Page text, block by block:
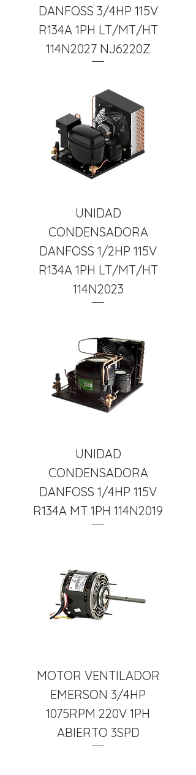
DANFOSS 3/4HP 115V
R134A 1PH LT/MT/HT
114N2027 NJ6220Z
UNIDAD
CONDENSADORA
DANFOSS 1/2HP 115V
R134A 1PH LT/MT/HT
114N2023
UNIDAD
CONDENSADORA
DANFOSS 1/4HP 115V
R134A MT 1PH 114N2019
MOTOR VENTILADOR
EMERSON 3/4HP
1075RPM 220V 1PH
ABIERTO 3SPD